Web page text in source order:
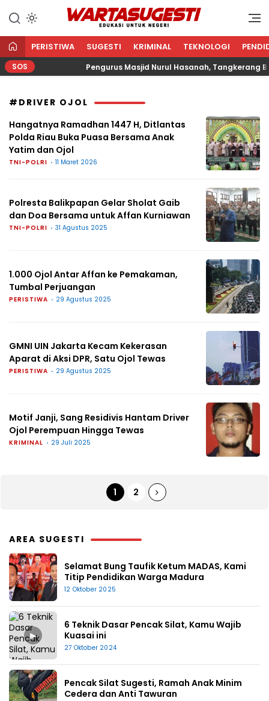
WARTA SUGESTI √ EDUKASI
Edukasi Untuk Negeri
PERISTIWA SUGESTI KRIMINAL TEKNOLOGI
SOS Pengurus Masjid Nurul Hasanah, Tangkerang
#DRIVER OJOL
Hangatnya Ramadhan 1447 H, Ditlantas
Polda Riau Buka Puasa Bersama Anak
Yatim dan Ojol
TNI-POLRI 11 Maret 2026
Polresta Balikpapan Gelar Sholat Gaib
dan Doa Bersama untuk Affan Kurniawan
TNI-POLRI 31 Agustus 2025
1.000 Ojol Antar Affan ke Pemakaman,
Tumbal Perjuangan
PERISTIWA 29 Agustus 2025
GMNI UIN Jakarta Kecam Kekerasan
Aparat di Aksi DPR, Satu Ojol Tewas
PERISTIWA 29 Agustus 2025
Motif Janji, Sang Residivis Hantam Driver
Ojol Perempuan Hingga Tewas
KRIMINAL 29 Juli 2025
1 2
AREA SUGESTI
Selamat Bung Taufik Ketum MADAS, Kami
Titip Pendidikan Warga Madura
12 Oktober 2025
▶
6 Teknik Dasar Pencak Silat, Kamu Wajib
Kuasai ini
27 Oktober 2024
Pencak Silat Sugesti, Ramah Anak Minim
Cedera dan Anti Tawuran